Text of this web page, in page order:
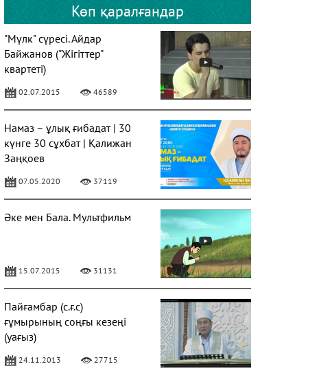
Көп қаралғандар
"Мүлк" сүресі. Айдар
Байжанов ("Жігіттер"
квартеті)
02.07.2015 46589
Намаз – ұлық ғибадат | 30
күнге 30 сұхбат | Қалижан
Заңқоев
07.05.2020 37119
Әке мен Бала. Мультфильм
15.07.2015 31131
Пайғамбар (с.ғ.с)
ғұмырының соңғы кезеңі
(уағыз)
24.11.2013 27715